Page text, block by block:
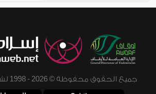
جميع الحقوق محفوظة © 2026 - 1998 لشبكة إسلام ويب